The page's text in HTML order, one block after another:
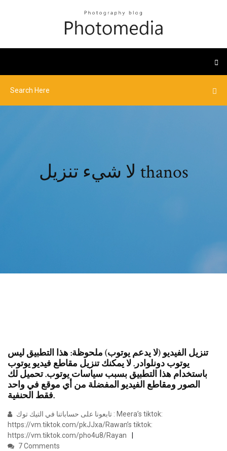
لا شيء تنزيل thanos
تنزيل الفيديو (لا يدعم يوتوب) ملحوظة: هذا التطبيق ليس
يوتوب دونلوادر. لا يمكنك تنزيل مقاطع فيديو يوتوب
باستخدام هذا التطبيق بسبب سياسات يوتوب. تحميل لك
الصور ومقاطع الفيديو المفضلة من أي موقع في واحد
فقط الحنفية.
https://vm.tiktok.com/pkJJxa/Rawan’s tiktok:
https://vm.tiktok.com/pho4u8/Rayan
7 Comments